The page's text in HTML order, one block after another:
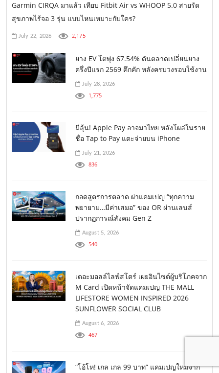
Garmin CIRQA มาแล้ว เทียบ Fitbit Air vs WHOOP 5.0 สายรัด
สุขภาพไร้จอ 3 รุ่น แบบไหนเหมาะกับใคร?
July 22, 2026 2,175
ยาง EV โตพุ่ง 67.54% ดันตลาดเปลี่ยนยาง
ครึ่งปีแรก 2569 คึกคัก หลังครบวงรอบใช้งาน
July 28, 2026
1,775
มีลุ้น! Apple Pay อาจมาไทย หลังโผล่ในราย
ชื่อ Tap to Pay แตะจ่ายบน iPhone
July 21, 2026
836
ถอดสูตรการตลาด ผ่าแคมเปญ “ทุกความ
พยายาม…มีค่าเสมอ” ของ OR ผ่านเลนส์
ปรากฏการณ์สังคม Gen Z
August 5, 2026
540
เดอะมอลล์ไลฟ์สโตร์ เผยอินไซต์ผู้บริโภคจาก
M Card เปิดหน้าจัดแคมเปญ THE MALL
LIFESTORE WOMEN INSPIRED 2026
SUNFLOWER SOCIAL CLUB
August 6, 2026
467
“โอ้โห! เกล เกล 99 บาท” แคมเปญใหม่จาก